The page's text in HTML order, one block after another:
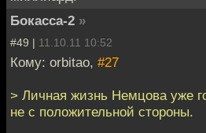
Бокасса-2 »
#49 | 11.10.11 10:52
Кому: orbitao, #27
> Личная жизнь Немцова уже
не с положительной стороны.